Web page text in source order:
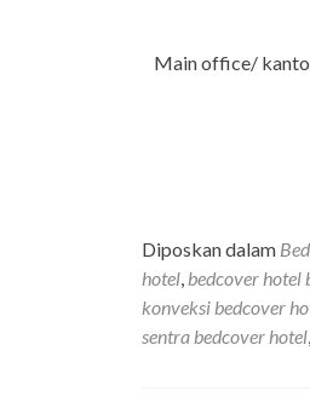
Main office/
Diposkan dalam
hotel, bedcover hotel
konveksi bedcover
sentra bedcover hotel,